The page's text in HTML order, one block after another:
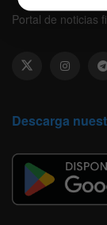
Portal de noticias
Descarga